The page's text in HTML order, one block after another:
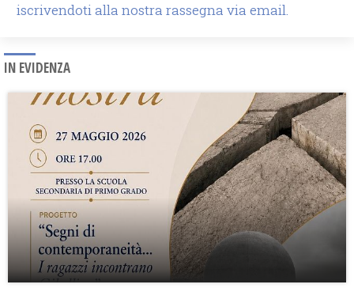
iscrivendoti alla nostra rassegna via email.
IN EVIDENZA